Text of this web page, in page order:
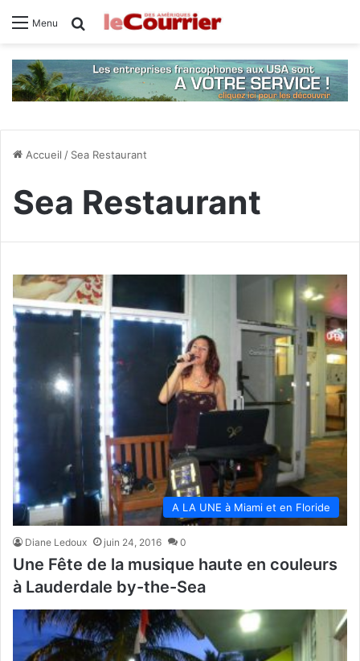
Menu Rechercher
Accueil / Sea Restaurant
Sea Restaurant
A LA UNE à Miami et en Floride
Diane Ledoux juin 24, 2016 0
Une Fête de la musique haute en couleurs
à Lauderdale by-the-Sea